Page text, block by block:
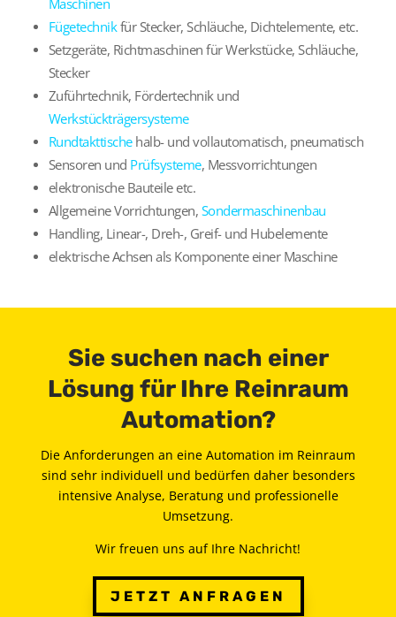
Maschinen
Fügetechnikfür Stecker, Schläuche, Dichtelemente, etc.
Setzgeräte, Richtmaschinen für Werkstücke, Schläuche,
Stecker
Zuführtechnik, Fördertechnik und
Werkstückträgersysteme
Rundtakttischehalb- und vollautomatisch, pneumatisch
Sensoren und Prüfsysteme, Messvorrichtungen
elektronische Bauteile etc.
Allgemeine Vorrichtungen, Sondermaschinenbau
Handling, Linear-, Dreh-, Greif- und Hubelemente
elektrische Achsen als Komponente einer Maschine
Sie suchen nach einer
Lösung für Ihre Reinraum
Automation?
Die Anforderungen an eine Automation im Reinraum
sind sehr individuell und bedürfen daher besonders
intensive Analyse, Beratung und professionelle
Umsetzung.
Wir freuen uns auf Ihre Nachricht!
JETZT ANFRAGEN